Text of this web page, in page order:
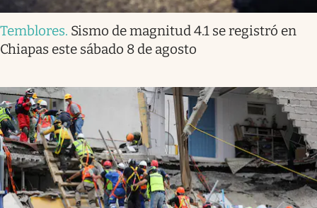
Temblores. Sismo de magnitud 4.1 se registró en
Chiapas este sábado 8 de agosto